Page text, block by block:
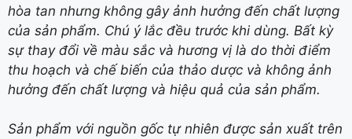
hòa tan nhưng không gây ảnh hưởng đến chất lượng
của sản phẩm. Chú ý lắc đều trước khi dùng. Bất kỳ
sự thay đổi về màu sắc và hương vị là do thời điểm
thu hoạch và chế biến của thảo dược và không ảnh
hưởng đến chất lượng và hiệu quả của sản phẩm.
Sản phẩm với nguồn gốc tự nhiên được sản xuất trên